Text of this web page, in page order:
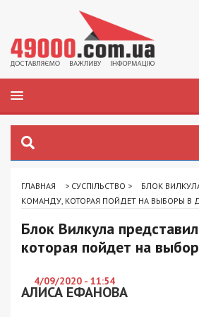
ГЛАВНАЯ > СУСПІЛЬСТВО >
БЛОК
КОМАНДУ, КОТОРАЯ ПОЙДЕТ НА ВЫБОРЫ В
Блок Вилкула
которая пойдет на
4/09/2020 - 11:54
АЛИСА ЕФАНОВА